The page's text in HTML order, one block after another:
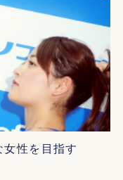
性を目指す